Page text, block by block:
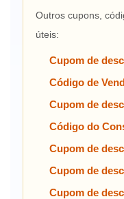
Outros cupons,
úteis:
Cupom de
Código de
Cupom de
Código do
Cupom de
Cupom de
Cupom de